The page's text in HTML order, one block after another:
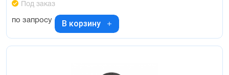
Под заказ
по запросу В корзину